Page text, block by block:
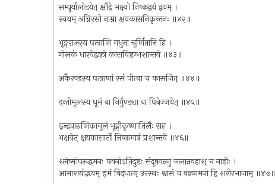
सम्पूर्यालोडयेत् क्षौद्रे भक्ष्यो निष्कद्वयं द्वयम् ।
स्वयम् अग्निरसो नाम्ना क्षयकासनिकृन्तनः ॥४२॥
भृङ्गराजस्य पत्त्राणि मधुना चूर्णितानि हि ।
गोलकं धारयेद्वक्त्रे कासविष्टम्भशान्तये ॥४३॥
अर्कैरण्डस्य पत्त्राणां रसं पीत्वा च कासजित् ॥४४॥
दन्तीमूलस्य धूमं वा निर्गुण्ड्या वा पिबेज्जयेत् ॥४५॥
इन्द्रवारुणिकामूलं भृङ्गीकृष्णातिलैः सह ।
भक्षयेत् क्षयकासार्तो निष्कमात्रं प्रशान्तये ॥४६॥
श्लेष्मोपरुद्धमनः पवनोऽतिदुष्टः संदूषयन्ननु जलान्नवहाश् च नाडीः ।
आमाशयोद्भवम् इमं विदधात्य् उरस्थः श्वासं च वक्रगमनो हि शरीरभाजाम् ॥४७॥